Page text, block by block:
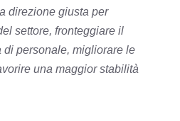
direzione giusta per
settore, fronteggiare il
personale, migliorare le
una maggior stabilità